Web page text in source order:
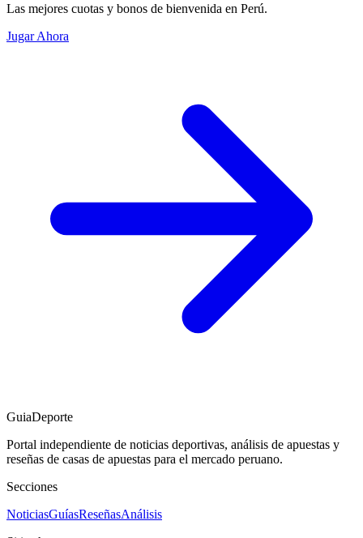
Las mejores cuotas y bonos de bienvenida en Perú.
Jugar Ahora
GuiaDeporte
Portal independiente de noticias deportivas, análisis de apuestas y
reseñas de casas de apuestas para el mercado peruano.
Secciones
NoticiasGuíasReseñasAnálisis